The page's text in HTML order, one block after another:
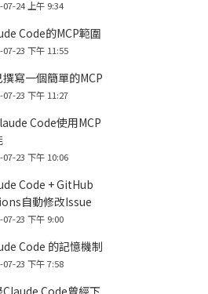
07-24 上午 9:34
Code的MCP範圍
07-23 下午 11:55
撰寫一個簡單的MCP
07-23 下午 11:27
Code使用MCP
07-23 下午 10:06
Code + GitHub
自動修改Issue
07-23 下午 9:00
Code 的記憶機制
07-23 下午 7:58
Claude Code曾經下